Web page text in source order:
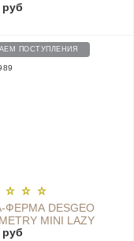
руб
ПОСТУПЛЕНИЯ
ФЕРМА DESGEO
MINI LAZY
PRO C300
руб